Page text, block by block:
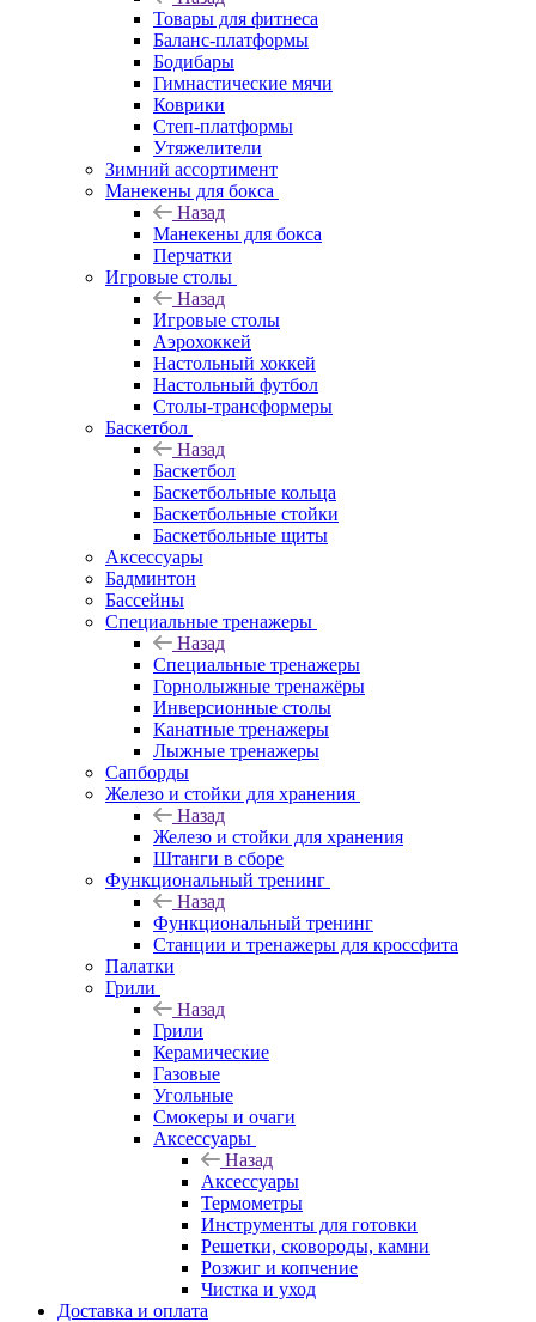
Товары для фитнеса
Баланс-платформы
Бодибары
Гимнастические мячи
Коврики
Степ-платформы
Утяжелители
Зимний ассортимент
Манекены для бокса
Назад
Манекены для бокса
Перчатки
Игровые столы
Назад
Игровые столы
Аэрохоккей
Настольный хоккей
Настольный футбол
Столы-трансформеры
Баскетбол
Назад
Баскетбол
Баскетбольные кольца
Баскетбольные стойки
Баскетбольные щиты
Аксессуары
Бадминтон
Бассейны
Специальные тренажеры
Назад
Специальные тренажеры
Горнолыжные тренажёры
Инверсионные столы
Канатные тренажеры
Лыжные тренажеры
Сапборды
Железо и стойки для хранения
Назад
Железо и стойки для хранения
Штанги в сборе
Функциональный тренинг
Назад
Функциональный тренинг
Станции и тренажеры для кроссфита
Палатки
Грили
Назад
Грили
Керамические
Газовые
Угольные
Смокеры и очаги
Аксессуары
Назад
Аксессуары
Термометры
Инструменты для готовки
Решетки, сковороды, камни
Розжиг и копчение
Чистка и уход
Доставка и оплата